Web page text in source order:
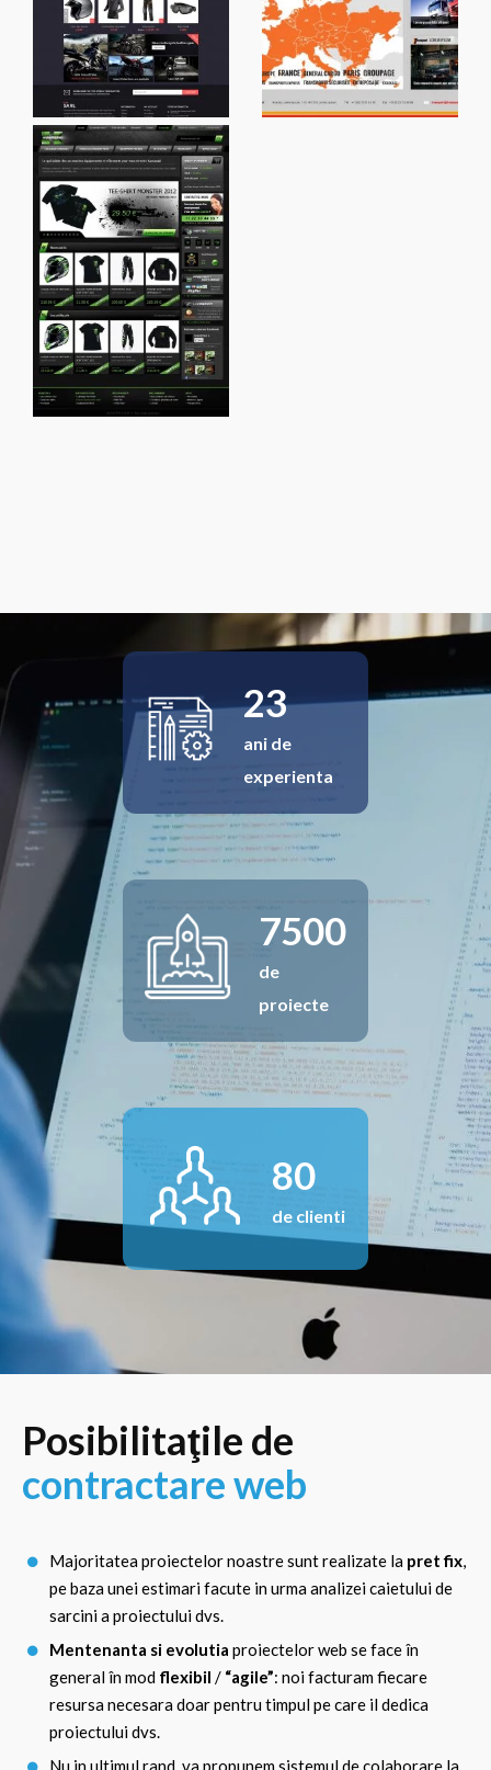
23
ani de
experienta
7500
de
proiecte
80
de clienti
Posibilitaţile de
contractare web
Majoritatea proiectelor noastre sunt realizate la pret fix,
pe baza unei estimari facute in urma analizei caietului de
sarcini a proiectului dvs.
Mentenanta si evolutia proiectelor web se face în
general în mod flexibil / “agile”: noi facturam fiecare
resursa necesara doar pentru timpul pe care il dedica
proiectului dvs.
Nu in ultimul rand, va propunem sistemul de colaborare la